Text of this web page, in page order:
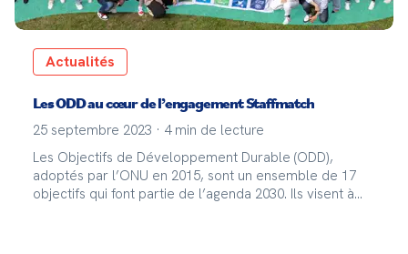
Actualités
Les ODD au cœur de l’engagement Staffmatch
25 septembre 2023 · 4 min de lecture
Les Objectifs de Développement Durable (ODD),
adoptés par l’ONU en 2015, sont un ensemble de 17
objectifs qui font partie de l’agenda 2030. Ils visent à